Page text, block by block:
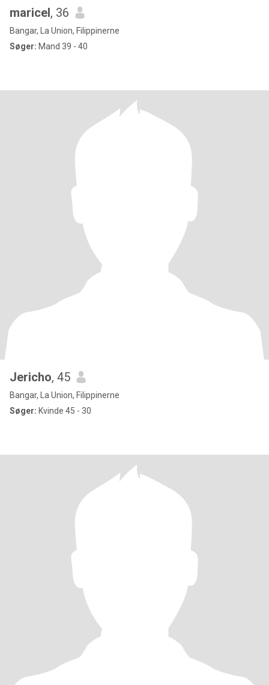
maricel, 36
Bangar, La Union, Filippinerne
Søger: Mand 39 - 40
Jericho, 45
Bangar, La Union, Filippinerne
Søger: Kvinde 45 - 30